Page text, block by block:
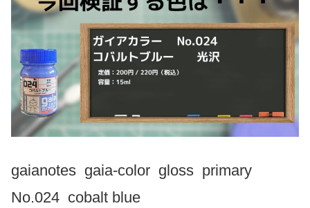
gaianotes gaia-color gloss primary
No.024 cobalt blue